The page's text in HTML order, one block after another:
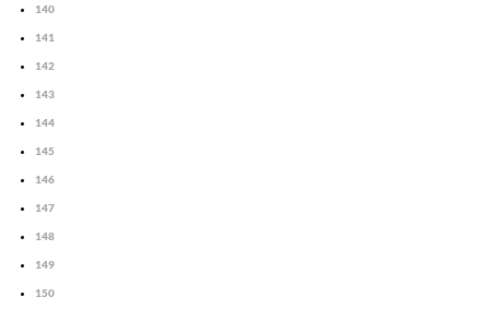
140
141
142
143
144
145
146
147
148
149
150